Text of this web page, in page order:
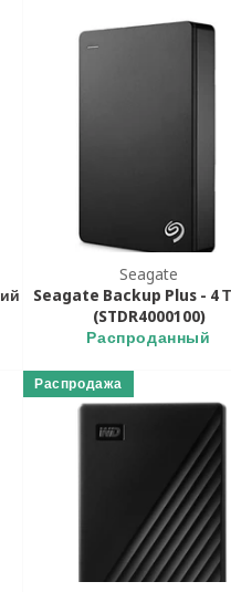
Seagate
Seagate Backup Plus - 4
(STDR4000100)
Распроданный
Распродажа